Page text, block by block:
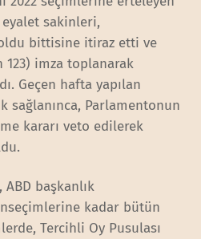
eyalet sakinleri,
bittisine itiraz etti ve
123) imza toplanarak
Geçen hafta yapılan
sağlanınca, Parlamentonun
kararı veto edilerek
ABD başkanlık
kadar bütün
Tercihli Oy Pusulası